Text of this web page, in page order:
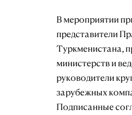
В мероприятии
представители
Туркменистана,
министерств и
руководители
зарубежных
Подписанные